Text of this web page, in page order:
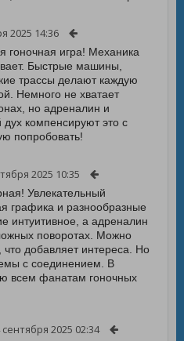
2025 14:36
гоночная игра! Механика
Быстрые машины,
трассы делают каждую
Немного не хватает
но адреналин и
компенсируют это с
попробовать!
2025 10:35
Увлекательный
графика и разнообразные
интуитивное, а адреналин
поворотах. Можно
что добавляет интереса. Но
с соединением. В
всем фанатам гоночных
сентября 2025 02:34